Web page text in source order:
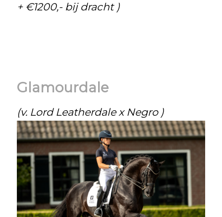
+ €1200,- bij dracht )
Glamourdale
(v. Lord Leatherdale x Negro )